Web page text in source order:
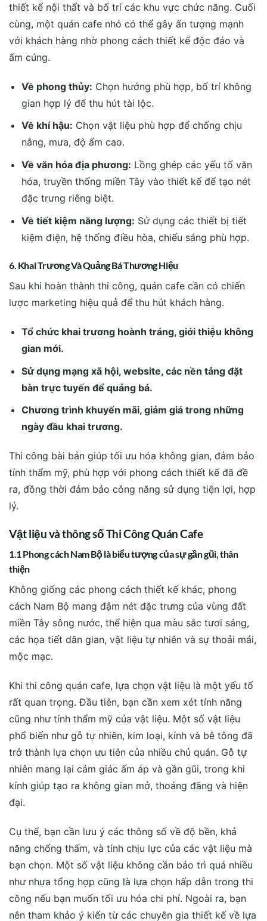
thiết kế nội thất và bố trí các khu vực chức năng. Cuối
cùng, một quán cafe nhỏ có thể gây ấn tượng mạnh
với khách hàng nhờ phong cách thiết kế độc đáo và
ấm cúng.
Về phong thủy: Chọn hướng phù hợp, bố trí không
gian hợp lý để thu hút tài lộc.
Về khí hậu: Chọn vật liệu phù hợp để chống chịu
nắng, mưa, độ ẩm cao.
Về văn hóa địa phương: Lồng ghép các yếu tố văn
hóa, truyền thống miền Tây vào thiết kế để tạo nét
đặc trưng riêng biệt.
Về tiết kiệm năng lượng: Sử dụng các thiết bị tiết
kiệm điện, hệ thống điều hòa, chiếu sáng phù hợp.
6. Khai Trương Và Quảng Bá Thương Hiệu
Sau khi hoàn thành thi công, quán cafe cần có chiến
lược marketing hiệu quả để thu hút khách hàng.
Tổ chức khai trương hoành tráng, giới thiệu không
gian mới.
Sử dụng mạng xã hội, website, các nền tảng đặt
bàn trực tuyến để quảng bá.
Chương trình khuyến mãi, giảm giá trong những
ngày đầu khai trương.
Thi công bài bản giúp tối ưu hóa không gian, đảm bảo
tính thẩm mỹ, phù hợp với phong cách thiết kế đã đề
ra, đồng thời đảm bảo công năng sử dụng tiện lợi, hợp
lý.
Vật liệu và thông số Thi Công Quán Cafe
1.1 Phong cách Nam Bộ là biểu tượng của sự gần gũi, thân
thiện
Không giống các phong cách thiết kế khác, phong
cách Nam Bộ mang đậm nét đặc trưng của vùng đất
miền Tây sông nước, thể hiện qua màu sắc tươi sáng,
các họa tiết dân gian, vật liệu tự nhiên và sự thoải mái,
mộc mạc.
Khi thi công quán cafe, lựa chọn vật liệu là một yếu tố
rất quan trọng. Đầu tiên, bạn cần xem xét tính năng
cũng như tính thẩm mỹ của vật liệu. Một số vật liệu
phổ biến như gỗ tự nhiên, kim loại, kính và bê tông đã
trở thành lựa chọn ưu tiên của nhiều chủ quán. Gỗ tự
nhiên mang lại cảm giác ấm áp và gần gũi, trong khi
kính giúp tạo ra không gian mở, thoáng đãng và hiện
đại.
Cụ thể, bạn cần lưu ý các thông số về độ bền, khả
năng chống thấm, và tính chịu lực của các vật liệu mà
bạn chọn. Một số vật liệu không cần bảo trì quá nhiều
như nhựa tổng hợp cũng là lựa chọn hấp dẫn trong thi
công nếu bạn muốn tối ưu hóa chi phí. Ngoài ra, bạn
nên tham khảo ý kiến từ các chuyên gia thiết kế về lựa